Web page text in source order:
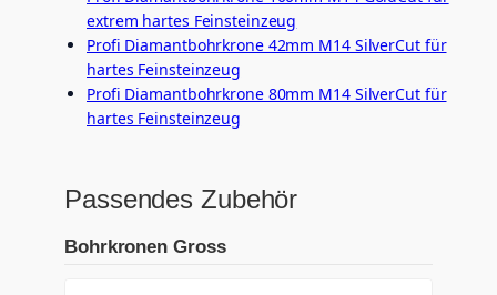
extrem hartes Feinsteinzeug
Profi Diamantbohrkrone 42mm M14 SilverCut für
hartes Feinsteinzeug
Profi Diamantbohrkrone 80mm M14 SilverCut für
hartes Feinsteinzeug
Passendes Zubehör
Bohrkronen Gross